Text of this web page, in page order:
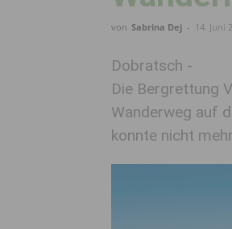
von Sabrina Dej - 14. Juni
Dobratsch -
Die Bergrettung
Wanderweg auf
konnte nicht